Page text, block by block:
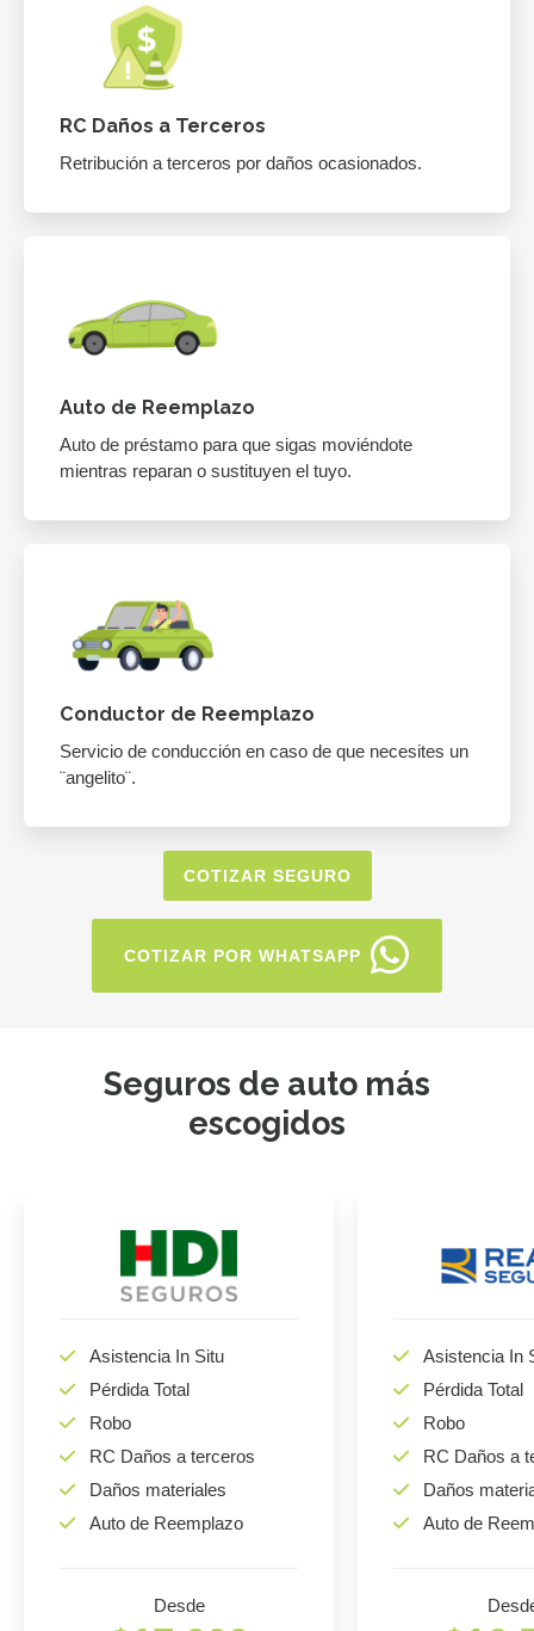
RC Daños a Terceros
Retribución a terceros por daños ocasionados.
Auto de Reemplazo
Auto de préstamo para que sigas moviéndote
mientras reparan o sustituyen el tuyo.
Conductor de Reemplazo
Servicio de conducción en caso de que necesites un
¨angelito¨.
COTIZAR SEGURO
COTIZAR POR WHATSAPP
Seguros de auto más
escogidos
Asistencia In Situ
Pérdida Total
Robo
RC Daños a terceros
Daños materiales
Auto de Reemplazo
Desde
Asistencia In
Pérdida Total
Robo
RC Daños a
Daños
Auto de